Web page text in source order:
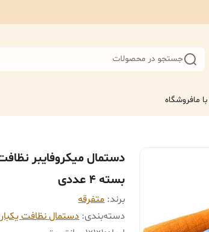
جستجو در محصولات
مافروشگاه
بسته 4 عددی
برند: متفرقه
دسته‌بندی:دستمال نظافت